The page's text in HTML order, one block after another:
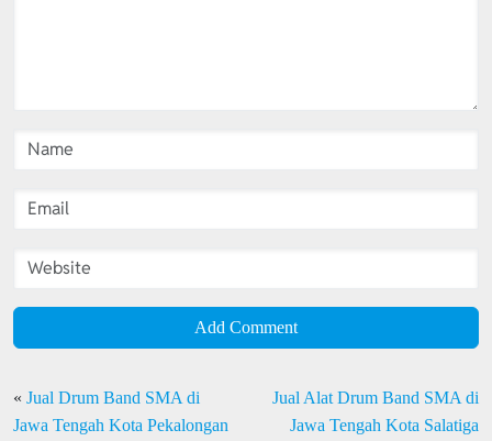
Add Comment
« Jual Drum Band SMA di
Jawa Tengah Kota Pekalongan
Jual Alat Drum Band SMA di
Jawa Tengah Kota Salatiga